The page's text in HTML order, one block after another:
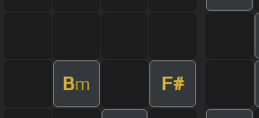
Bm F#